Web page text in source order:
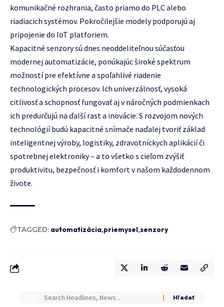
komunikačné rozhrania, často priamo do PLC alebo
riadiacich systémov. Pokročilejšie modely podporujú aj
pripojenie do IoT platforiem.
Kapacitné senzory sú dnes neoddeliteľnou súčasťou
modernej automatizácie, ponúkajúc široké spektrum
možností pre efektívne a spoľahlivé riadenie
technologických procesov. Ich univerzálnosť, vysoká
citlivosť a schopnosť fungovať aj v náročných podmienkach
ich predurčujú na ďalší rast a inovácie. S rozvojom nových
technológií budú kapacitné snímače naďalej tvoriť základ
inteligentnej výroby, logistiky, zdravotníckych aplikácií či
spotrebnej elektroniky – a to všetko s cieľom zvýšiť
produktivitu, bezpečnosť i komfort v našom každodennom
živote.
TAGGED: automatizácia priemysel senzory